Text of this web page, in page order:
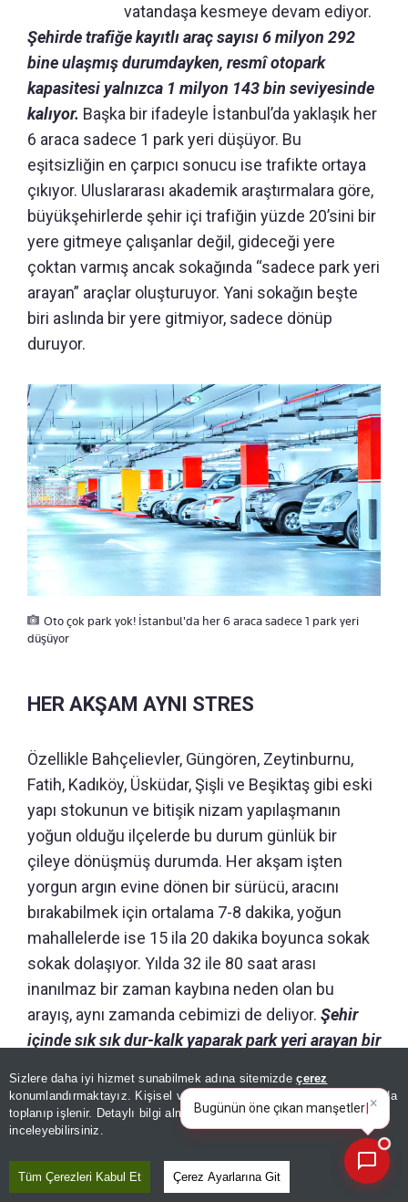
Sizlere daha iyi hizmet sunabilmek adına sitemizdeçerez
konumlandırmaktayız. Kişisel verileriniz, KVKK ve GDPR kapsamında
toplanıp işlenir. Detaylı bilgi almak içinAydınlatma Metnimizi
inceleyebilirsiniz.
Tüm Çerezleri Kabul Et Çerez Ayarlarına Git
vatandaşa kesmeye devam ediyor.
Şehirde trafiğe kayıtlı araç sayısı 6 milyon 292
bine ulaşmış durumdayken, resmî otopark
kapasitesi yalnızca 1 milyon 143 bin seviyesinde
kalıyor. Başka bir ifadeyle İstanbul’da yaklaşık her
6 araca sadece 1 park yeri düşüyor. Bu
eşitsizliğin en çarpıcı sonucu ise trafikte ortaya
çıkıyor. Uluslararası akademik araştırmalara göre,
büyükşehirlerde şehir içi trafiğin yüzde 20’sini bir
yere gitmeye çalışanlar değil, gideceği yere
çoktan varmış ancak sokağında “sadece park yeri
arayan” araçlar oluşturuyor. Yani sokağın beşte
biri aslında bir yere gitmiyor, sadece dönüp
duruyor.
Oto çok park yok! İstanbul'da her 6 araca sadece 1 park yeri
düşüyor
HER AKŞAM AYNI STRES
Özellikle Bahçelievler, Güngören, Zeytinburnu,
Fatih, Kadıköy, Üsküdar, Şişli ve Beşiktaş gibi eski
yapı stokunun ve bitişik nizam yapılaşmanın
yoğun olduğu ilçelerde bu durum günlük bir
çileye dönüşmüş durumda. Her akşam işten
yorgun argın evine dönen bir sürücü, aracını
bırakabilmek için ortalama 7-8 dakika, yoğun
mahallelerde ise 15 ila 20 dakika boyunca sokak
sokak dolaşıyor. Yılda 32 ile 80 saat arası
inanılmaz bir zaman kaybına neden olan bu
arayış, aynı zamanda cebimizi de deliyor. Şehir
içinde sık sık dur-kalk yaparak park yeri arayan bir
harcıyor. Bugünkü pompa fiyatları dikkate
alındığında, sadece ‘yer aramanın’ vatandaşa
yıllık faturası 2 bin 500 ile 5 bin TL arasında
değişiyor.Araçların artan bakım giderleri ve her
akşam yaşanan otopark stresi de bu görünmez
×
Bugünün öne çıkan manşetleri
ve gelişmeleri neler?